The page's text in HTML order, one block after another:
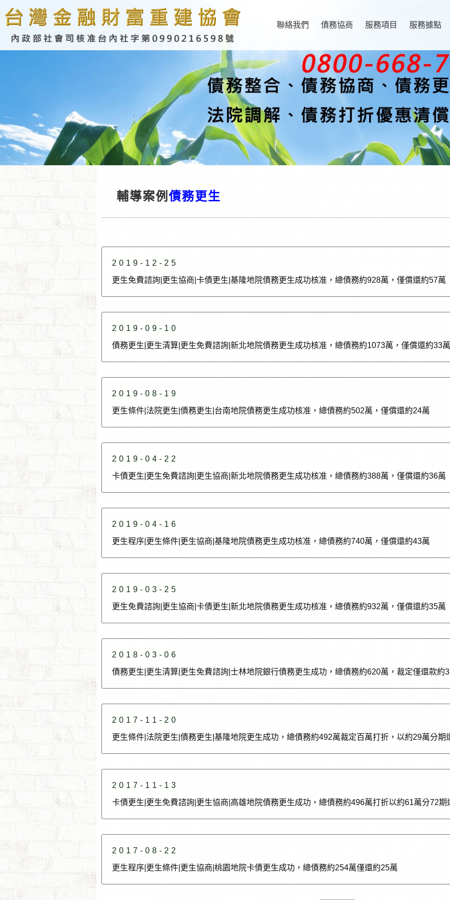
聯絡我們 債務協商 服務項目 服務據點
輔導案例 債務更生
2019-12-25
更生免費諮詢|更生協商|卡債更生|基隆地院債務更生成功核准，總債務約928萬，僅償還約57萬
2019-09-10
債務更生|更生清算|更生免費諮詢|新北地院債務更生成功核准，總債務約1073萬，僅償還約33萬
2019-08-19
更生條件|法院更生|債務更生|台南地院債務更生成功核准，總債務約502萬，僅償還約24萬
2019-04-22
卡債更生|更生免費諮詢|更生協商|新北地院債務更生成功核准，總債務約388萬，僅償還約36萬
2019-04-16
更生程序|更生條件|更生協商|基隆地院債務更生成功核准，總債務約740萬，僅償還約43萬
2019-03-25
更生免費諮詢|更生協商|卡債更生|新北地院債務更生成功核准，總債務約932萬，僅償還約35萬
2018-03-06
債務更生|更生清算|更生免費諮詢|士林地院銀行債務更生成功，總債務約620萬，裁定僅還款約
2017-11-20
更生條件|法院更生|債務更生|基隆地院更生成功，總債務約492萬裁定百萬打折，以約29萬分期
2017-11-13
卡債更生|更生免費諮詢|更生協商|高雄地院債務更生成功，總債務約496萬打折以約61萬分72期
2017-08-22
更生程序|更生條件|更生協商|桃園地院卡債更生成功，總債務約254萬僅還約25萬